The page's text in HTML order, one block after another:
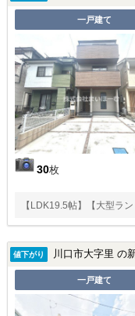
一戸建て
30枚
【LDK19.5帖】【大型ラ
値下がり 川口市大字里 の
一戸建て